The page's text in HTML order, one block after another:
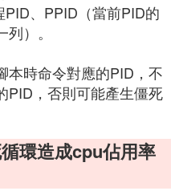
、PPID（當前PID的
）。
本時命令對應的PID，不
PID，否則可能產生僵死
環造成cpu佔用率